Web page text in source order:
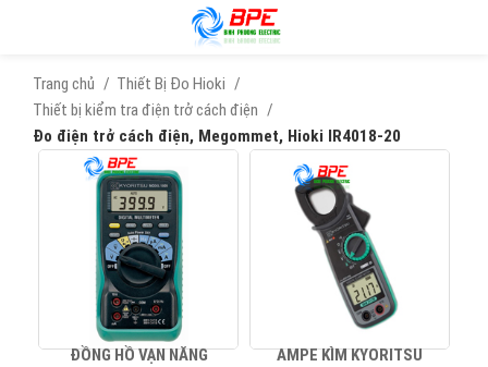
Trang chủ
Thiết Bị Đo Hioki
Thiết bị kiểm tra điện trở cách điện
Đo điện trở cách điện, Megommet, Hioki IR4018-20
ĐỒNG HỒ VẠN NĂNG
AMPE KÌM KYORITSU